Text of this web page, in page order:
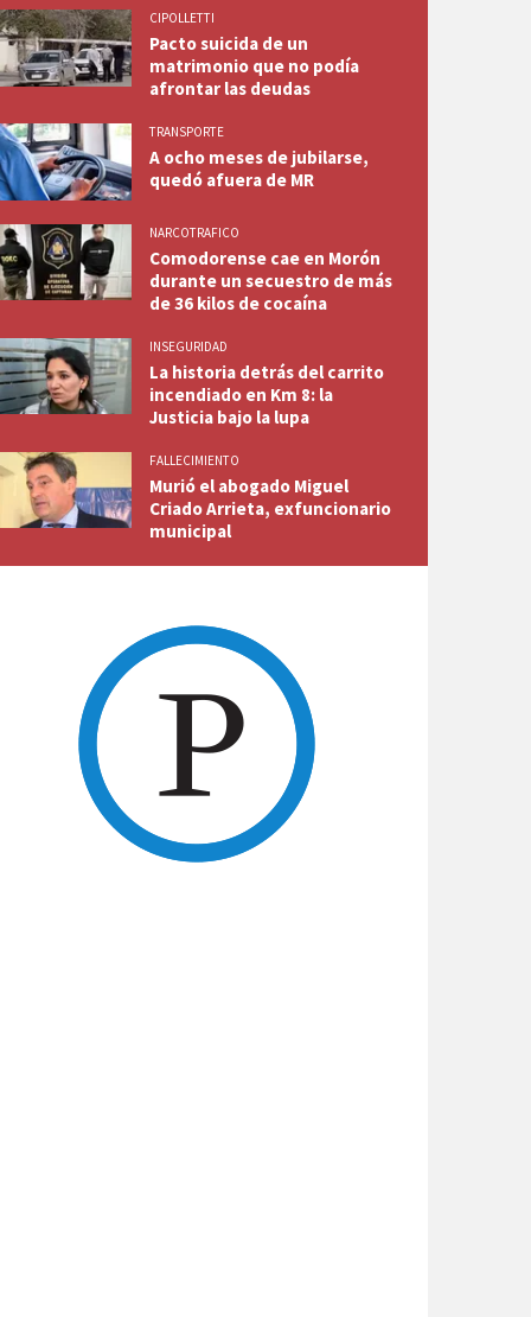
CIPOLLETTI
Pacto suicida de un
matrimonio que no podía
afrontar las deudas
TRANSPORTE
A ocho meses de jubilarse,
quedó afuera de MR
NARCOTRAFICO
Comodorense cae en Morón
durante un secuestro de más
de 36 kilos de cocaína
INSEGURIDAD
La historia detrás del carrito
incendiado en Km 8: la
Justicia bajo la lupa
FALLECIMIENTO
Murió el abogado Miguel
Criado Arrieta, exfuncionario
municipal